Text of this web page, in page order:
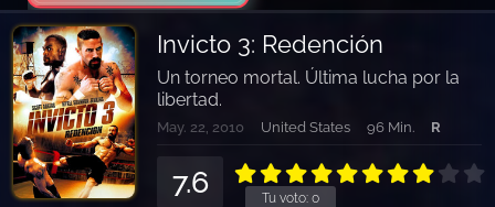
Invicto 3: Redención
Un torneo mortal. Última lucha por la
libertad.
May. 22, 2010 United States 96 Min. R
Tu voto: 0
7.6